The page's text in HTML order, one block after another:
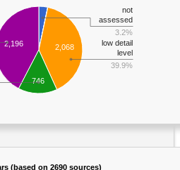
2,068
2,196
746
not
assessed
3.2%
low detail
level
39.9%
(based on 2690 sources)